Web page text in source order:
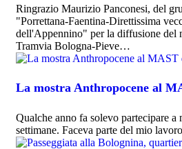
Ringrazio Maurizio Panconesi, del
"Porrettana-Faentina-Direttissima
dell'Appennino" per la diffusione del
Tramvia Bologna-Pieve…
La mostra Anthropocene al
Qualche anno fa solevo partecipare a
settimane. Faceva parte del mio